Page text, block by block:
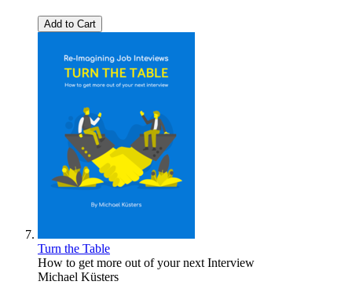
Add to Cart
Turn the Table
How to get more out of your next Interview
Michael Küsters